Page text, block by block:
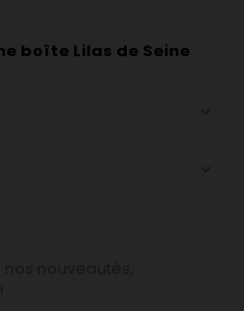
boîte Lilas de Seine